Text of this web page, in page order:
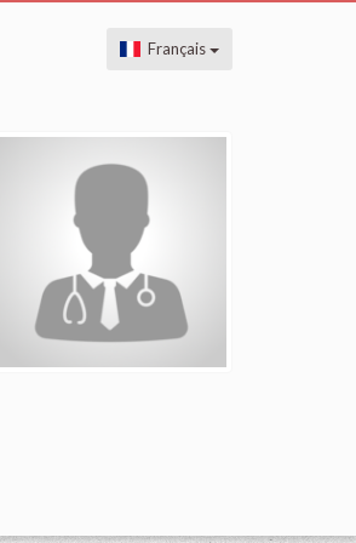
Français